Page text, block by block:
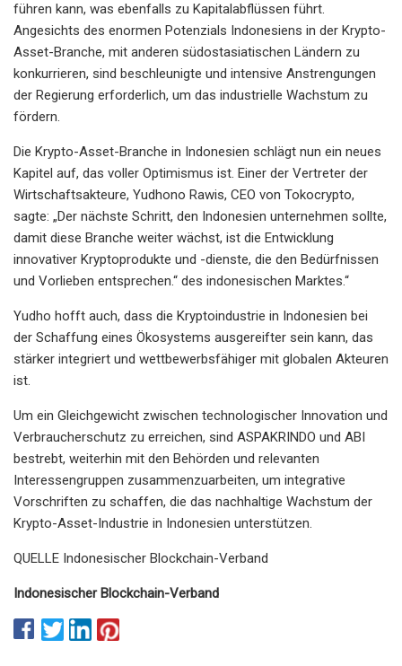
führen kann, was ebenfalls zu Kapitalabflüssen führt.
Angesichts des enormen Potenzials Indonesiens in der Krypto-
Asset-Branche, mit anderen südostasiatischen Ländern zu
konkurrieren, sind beschleunigte und intensive Anstrengungen
der Regierung erforderlich, um das industrielle Wachstum zu
fördern.
Die Krypto-Asset-Branche in Indonesien schlägt nun ein neues
Kapitel auf, das voller Optimismus ist. Einer der Vertreter der
Wirtschaftsakteure, Yudhono Rawis, CEO von Tokocrypto,
sagte: „Der nächste Schritt, den Indonesien unternehmen sollte,
damit diese Branche weiter wächst, ist die Entwicklung
innovativer Kryptoprodukte und -dienste, die den Bedürfnissen
und Vorlieben entsprechen.“ des indonesischen Marktes.“
Yudho hofft auch, dass die Kryptoindustrie in Indonesien bei
der Schaffung eines Ökosystems ausgereifter sein kann, das
stärker integriert und wettbewerbsfähiger mit globalen Akteuren
ist.
Um ein Gleichgewicht zwischen technologischer Innovation und
Verbraucherschutz zu erreichen, sind ASPAKRINDO und ABI
bestrebt, weiterhin mit den Behörden und relevanten
Interessengruppen zusammenzuarbeiten, um integrative
Vorschriften zu schaffen, die das nachhaltige Wachstum der
Krypto-Asset-Industrie in Indonesien unterstützen.
QUELLE Indonesischer Blockchain-Verband
Indonesischer Blockchain-Verband